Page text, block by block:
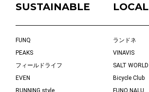
SUSTAINABLE
LOCAL
FUNQ
ランドネ
PEAKS
VINAVIS
フィールドライフ
SALT WORLD
EVEN
Bicycle Club
RUNNING style
FUNQ NALU